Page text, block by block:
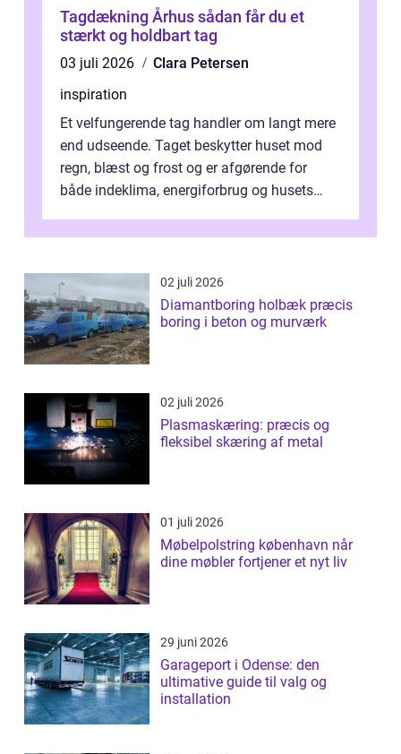
Tagdækning Århus sådan får du et
stærkt og holdbart tag
03 juli 2026
Clara Petersen
inspiration
Et velfungerende tag handler om langt mere
end udseende. Taget beskytter huset mod
regn, blæst og frost og er afgørende for
både indeklima, energiforbrug og husets
02 juli 2026
Diamantboring holbæk præcis
boring i beton og murværk
02 juli 2026
Plasmaskæring: præcis og
fleksibel skæring af metal
01 juli 2026
Møbelpolstring københavn når
dine møbler fortjener et nyt liv
29 juni 2026
Garageport i Odense: den
ultimative guide til valg og
installation